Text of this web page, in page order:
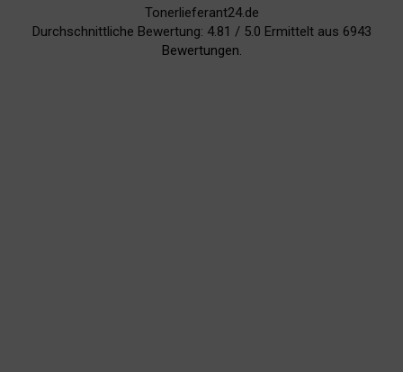
Tonerlieferant24.de
Durchschnittliche Bewertung: 4.81 / 5.0 Ermittelt aus 6943
Bewertungen.